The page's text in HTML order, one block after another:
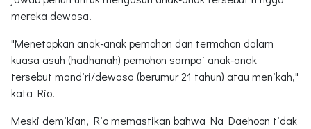
mereka dewasa.
"Menetapkan anak-anak pemohon dan termohon dalam
kuasa asuh (hadhanah) pemohon sampai anak-anak
tersebut mandiri/dewasa (berumur 21 tahun) atau menikah,"
kata Rio.
Meski demikian, Rio memastikan bahwa Na Daehoon tidak